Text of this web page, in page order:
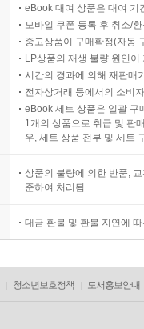
eBook 대여 상품은 대여 기
모바일 쿠폰 등록 후 취소/
중고상품이 구매확정(자동
LP상품의 재생 불량 원인
시간의 경과에 의해 재판매
전자상거래 등에서의 소비
eBook 세트 상품은 일괄 구
1개의 상품으로 취급 및 판
우, 세트 상품 전부 및 세트
상품의 불량에 의한 반품,
준하여 처리됨
대금 환불 및 환불 지연에
청소년보호정책 도서홍보안내